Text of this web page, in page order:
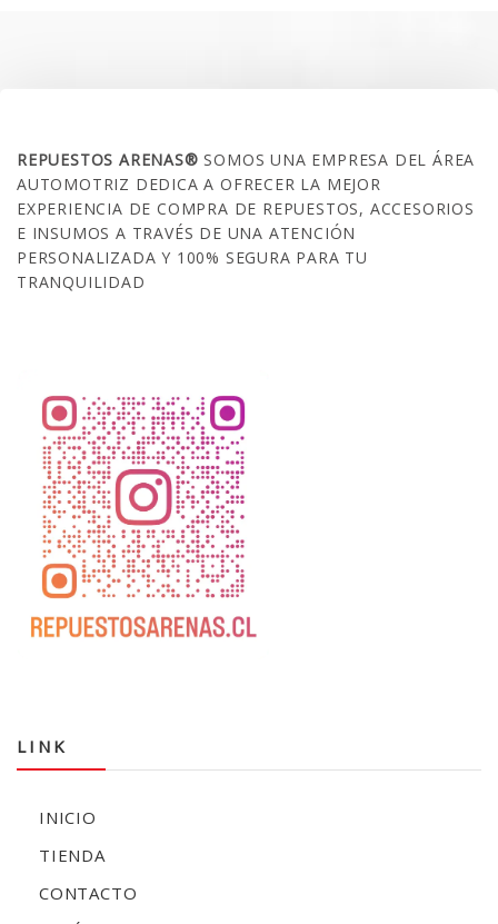
REPUESTOS ARENAS®SOMOS UNA EMPRESA DEL ÁREA
AUTOMOTRIZ DEDICA A OFRECER LA MEJOR
EXPERIENCIA DE COMPRA DE REPUESTOS, ACCESORIOS
E INSUMOS A TRAVÉS DE UNA ATENCIÓN
PERSONALIZADA Y 100% SEGURA PARA TU
TRANQUILIDAD
LINK
INICIO
TIENDA
CONTACTO